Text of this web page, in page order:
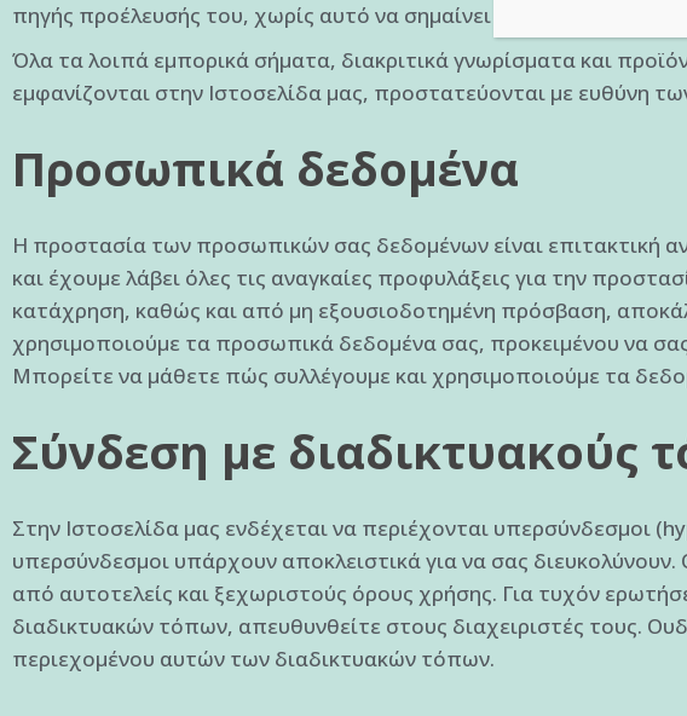
πηγής προέλευσής του, χωρίς αυτό να σημαίνει καθ’
Όλα τα λοιπά εμπορικά σήματα, διακριτικά γνωρίσματα και
εμφανίζονται στην Ιστοσελίδα μας, προστατεύονται με ευθύνη
Προσωπικά δεδομένα
Η προστασία των προσωπικών σας δεδομένων είναι επιτακτική
και έχουμε λάβει όλες τις αναγκαίες προφυλάξεις για την
κατάχρηση, καθώς και από μη εξουσιοδοτημένη πρόσβαση,
χρησιμοποιούμε τα προσωπικά δεδομένα σας, προκειμένου να
Μπορείτε να μάθετε πώς συλλέγουμε και χρησιμοποιούμε τα
Σύνδεση με διαδικτυακούς
Στην Ιστοσελίδα μας ενδέχεται να περιέχονται υπερσύνδεσμοι
υπερσύνδεσμοι υπάρχουν αποκλειστικά για να σας
από αυτοτελείς και ξεχωριστούς όρους χρήσης. Για τυχόν
διαδικτυακών τόπων, απευθυνθείτε στους διαχειριστές τους.
περιεχομένου αυτών των διαδικτυακών τόπων.